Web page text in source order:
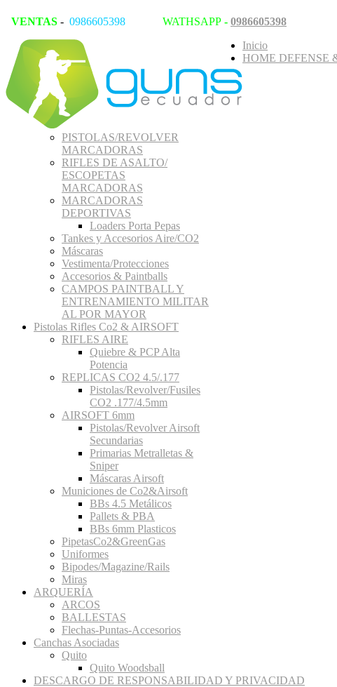
VENTAS - 0986605398 WATHSAPP - 0986605398
Inicio
HOME DEFENSE
PISTOLAS/REVOLVER
MARCADORAS
RIFLES DE ASALTO/
ESCOPETAS
MARCADORAS
MARCADORAS
DEPORTIVAS
Loaders Porta Pepas
Tankes y Accesorios Aire/CO2
Máscaras
Vestimenta/Protecciones
Accesorios & Paintballs
CAMPOS PAINTBALL Y
ENTRENAMIENTO MILITAR
AL POR MAYOR
Pistolas Rifles Co2 & AIRSOFT
RIFLES AIRE
Quiebre & PCP Alta
Potencia
REPLICAS CO2 4.5/.177
Pistolas/Revolver/Fusiles
CO2 .177/4.5mm
AIRSOFT 6mm
Pistolas/Revolver Airsoft
Secundarias
Primarias Metralletas &
Sniper
Máscaras Airsoft
Municiones de Co2&Airsoft
BBs 4.5 Metálicos
Pallets & PBA
BBs 6mm Plasticos
PipetasCo2&GreenGas
Uniformes
Bipodes/Magazine/Rails
Miras
ARQUERÍA
ARCOS
BALLESTAS
Flechas-Puntas-Accesorios
Canchas Asociadas
Quito
Quito Woodsball
DESCARGO DE RESPONSABILIDAD Y PRIVACIDAD